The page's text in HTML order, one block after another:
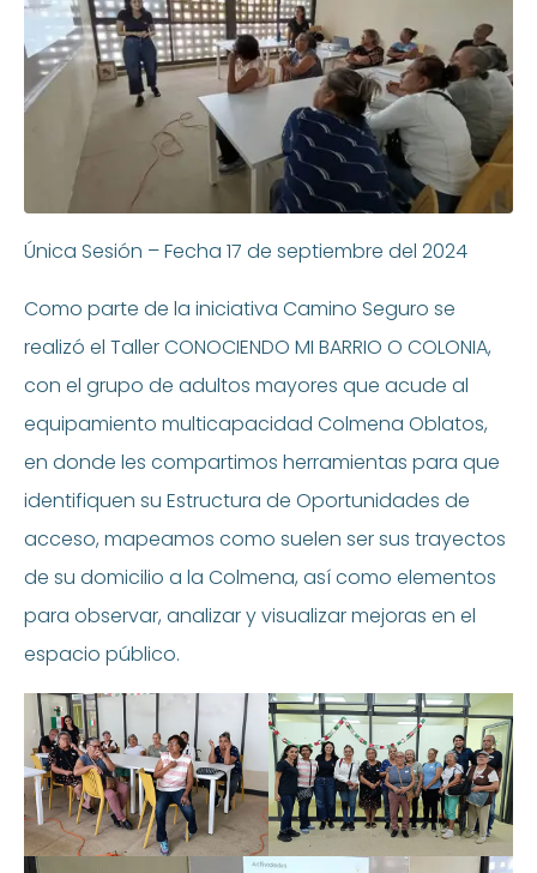
Única Sesión – Fecha 17 de septiembre del 2024
Como parte de la iniciativa Camino Seguro se
realizó el Taller CONOCIENDO MI BARRIO O COLONIA,
con el grupo de adultos mayores que acude al
equipamiento multicapacidad Colmena Oblatos,
en donde les compartimos herramientas para que
identifiquen su Estructura de Oportunidades de
acceso, mapeamos como suelen ser sus trayectos
de su domicilio a la Colmena, así como elementos
para observar, analizar y visualizar mejoras en el
espacio público.